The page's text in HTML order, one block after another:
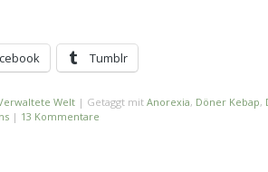
Tumblr
Welt | Getaggt mit Anorexia, Döner Kebap,
| 13 Kommentare